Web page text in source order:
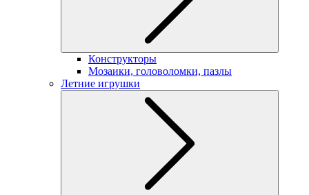
Конструкторы
Мозаики, головоломки, пазлы
Летние игрушки